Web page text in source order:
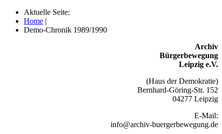
Aktuelle Seite:
Home |
Demo-Chronik 1989/1990
Archiv
Bürgerbewegung
Leipzig e.V.
(Haus der Demokratie)
Bernhard-Göring-Str. 152
04277 Leipzig
E-Mail:
info@archiv-buergerbewegung.de